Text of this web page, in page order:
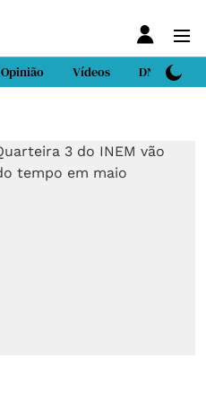
Opinião Vídeos DN Sport